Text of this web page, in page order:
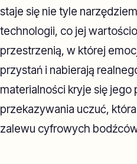
staje się nie tyle
technologii, co jej
przestrzenią, w której
przystań i nabierają
materialności kryje się
przekazywania uczuć,
zalewu cyfrowych